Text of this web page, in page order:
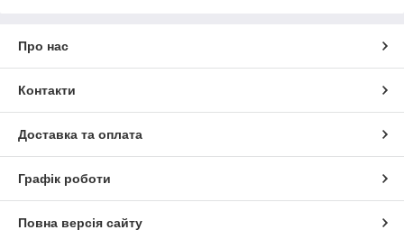
Про нас
Контакти
Доставка та оплата
Графік роботи
Повна версія сайту